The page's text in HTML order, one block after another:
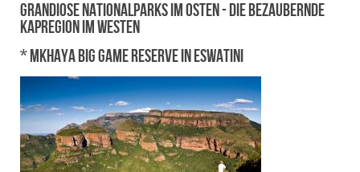
Grandiose Nationalparks im Osten - die bezaubernde
Kapregion im Westen
* Mkhaya Big Game Reserve in Eswatini